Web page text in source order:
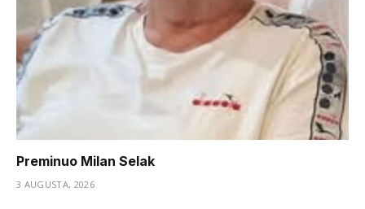
Preminuo Milan Selak
3 AUGUSTA, 2026